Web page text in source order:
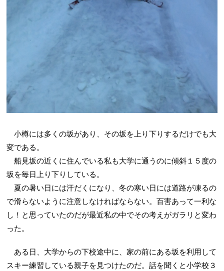
小樽には多くの坂があり、その坂を上り下りするだけでも大
変である。
船見坂の近くに住んでいる私も大学に通うのに傾斜１５度の
坂を毎日上り下りしている。
夏の暑い日には汗だくになり、冬の寒い日には道路が凍るの
で滑らないように注意しなければならない。百害あって一利な
し！と思っていたのだが最近私の中でその考えがガラリと変わ
った。
ある日、大学からの下校途中に、家の前にある坂を利用して
スキー練習している親子を見つけたのだ。話を聞くと小学校３